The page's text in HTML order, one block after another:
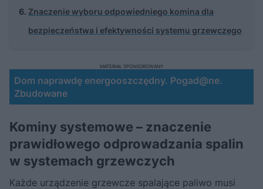
Znaczenie wyboru odpowiedniego komina dla
bezpieczeństwa i efektywności systemu grzewczego
Dom naprawdę energooszczędny. Pogad@ne.
Zbudowane
MATERIAŁ SPONSOROWANY
Kominy systemowe – znaczenie
prawidłowego odprowadzania spalin
w systemach grzewczych
Każde urządzenie grzewcze spalające paliwo musi